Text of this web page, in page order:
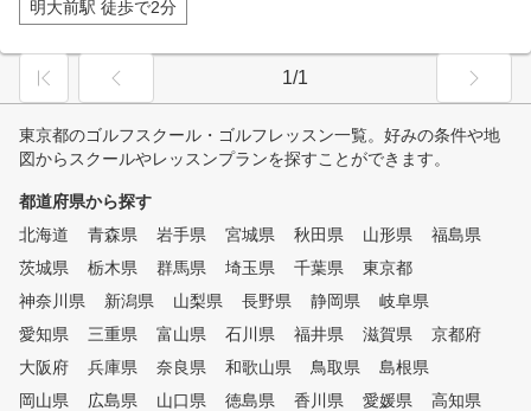
明大前駅 徒歩で2分
1/1
東京都のゴルフスクール・ゴルフレッスン一覧。好みの条件や地
図からスクールやレッスンプランを探すことができます。
都道府県から探す
北海道
青森県 岩手県 宮城県 秋田県 山形県
福島県
茨城県
栃木県 群馬県 埼玉県 千葉県
東京都
神奈川県
新潟県 山梨県 長野県 静岡県
岐阜県
愛知県
三重県 富山県 石川県 福井県 滋賀県
京都府
大阪府
兵庫県 奈良県 和歌山県 鳥取県
島根県
岡山県
広島県 山口県 徳島県 香川県 愛媛県
高知県